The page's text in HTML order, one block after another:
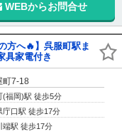
WEBからお問合せ
方へ🔥】呉服町駅ま
具家電付き
町7-18
(福岡)駅 徒歩5分
庁口駅 徒歩17分
端駅 徒歩17分